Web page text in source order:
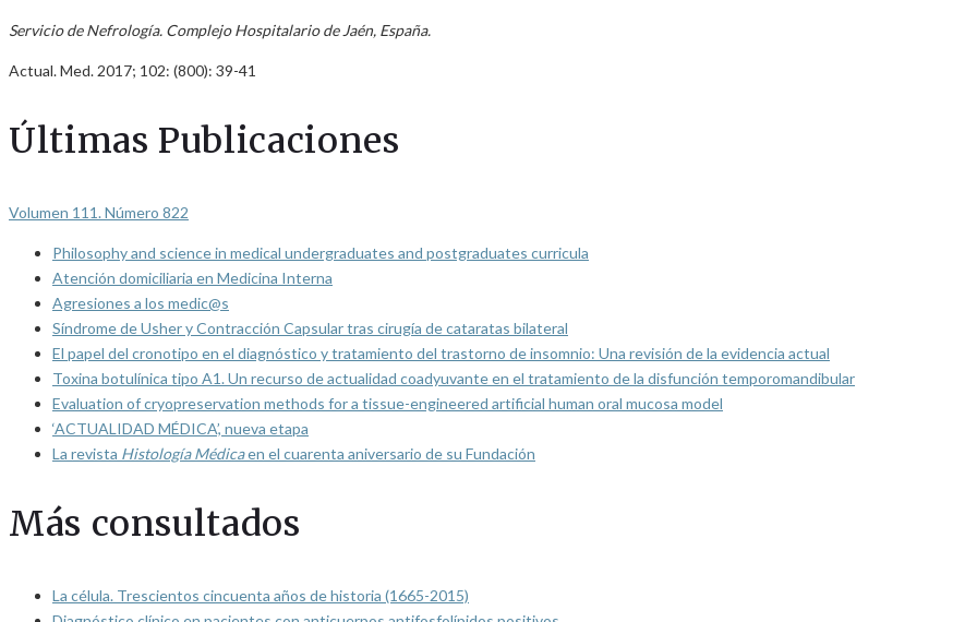
Servicio de Nefrología. Complejo Hospitalario de Jaén, España.
Actual. Med. 2017; 102: (800): 39-41
Últimas Publicaciones
Volumen 111. Número 822
Philosophy and science in medical undergraduates and postgraduates curricula
Atención domiciliaria en Medicina Interna
Agresiones a los medic@s
Síndrome de Usher y Contracción Capsular tras cirugía de cataratas bilateral
El papel del cronotipo en el diagnóstico y tratamiento del trastorno de insomnio: Una revisión de la evidencia actual
Toxina botulínica tipo A1. Un recurso de actualidad coadyuvante en el tratamiento de la disfunción temporomandibular
Evaluation of cryopreservation methods for a tissue-engineered artificial human oral mucosa model
‘ACTUALIDAD MÉDICA’, nueva etapa
La revista Histología Médicaen el cuarenta aniversario de su Fundación
Más consultados
La célula. Trescientos cincuenta años de historia (1665-2015)